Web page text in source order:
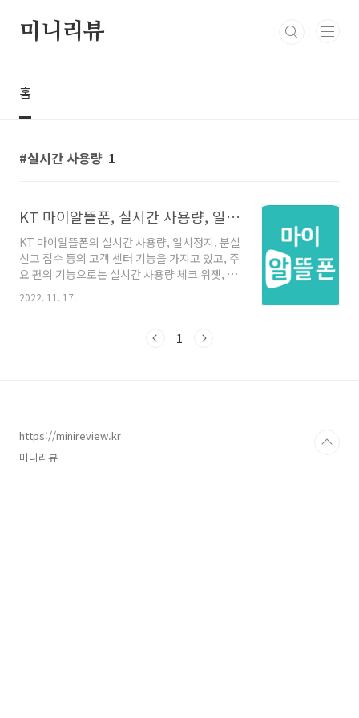
미니리뷰
홈
실시간 사용량 1
KT 마이알뜰폰, 실시간 사용량, 일시정지, 분실신고 접수
KT 마이알뜰폰의 실시간 사용량, 일시정지, 분실
신고 접수 등의 고객 센터 기능을 가지고 있고, 주
요 편의 기능으로는 실시간 사용량 체크 위젯, 가
입 정보 조회, kt알뜰폰 사업자 상품 비교 등을 할
수 있습니다. KT 마이알뜰폰은 실시간 사용량 체
있으며, 자주묻는 질문 및 1:1 고객 지원을 통해
kt 알뜰폰 사업자의 전체 요금제를 비교할 수 있
습니다. 또, kt 마이알뜰폰의 다양한 혜택과 이벤
트를 확인/이용이 가능..
2022. 11. 17.
1
https://minireview.kr
미니리뷰